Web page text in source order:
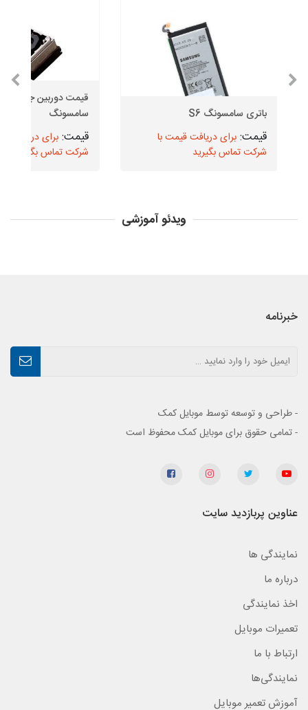
باتری سامسونگ S6
برای دریافت قیمت با
شرکت تماس بگیرید
سامسونگ
برای دریافت
شرکت تماس بگیرید
ویدئو آموزشی
خبرنامه
- طراحی و توسعه توسط موبایل کمک
- تمامی حقوق برای موبایل کمک محفوظ است
عناوین پربازدید سایت
نمایندگی ها
درباره ما
اخذ نمایندگی
تعمیرات موبایل
ارتباط با ما
نمایندگی‌ها
آموزش تعمیر موبایل